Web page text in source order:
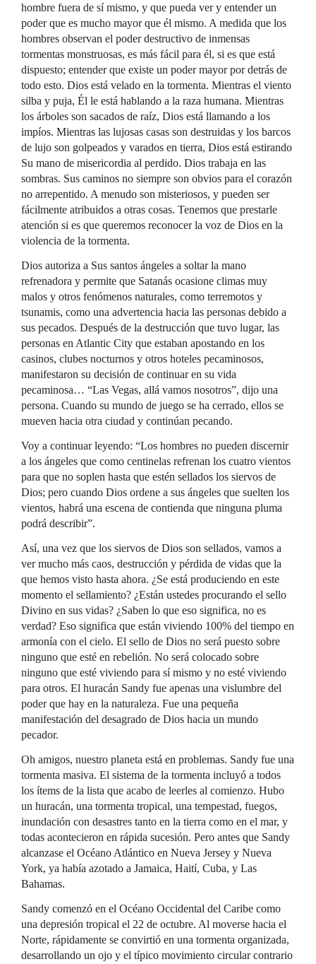
hombre fuera de sí mismo, y que pueda ver y entender un
poder que es mucho mayor que él mismo. A medida que los
hombres observan el poder destructivo de inmensas
tormentas monstruosas, es más fácil para él, si es que está
dispuesto; entender que existe un poder mayor por detrás de
todo esto. Dios está velado en la tormenta. Mientras el viento
silba y puja, Él le está hablando a la raza humana. Mientras
los árboles son sacados de raíz, Dios está llamando a los
impíos. Mientras las lujosas casas son destruidas y los barcos
de lujo son golpeados y varados en tierra, Dios está estirando
Su mano de misericordia al perdido. Dios trabaja en las
sombras. Sus caminos no siempre son obvios para el corazón
no arrepentido. A menudo son misteriosos, y pueden ser
fácilmente atribuidos a otras cosas. Tenemos que prestarle
atención si es que queremos reconocer la voz de Dios en la
violencia de la tormenta.
Dios autoriza a Sus santos ángeles a soltar la mano
refrenadora y permite que Satanás ocasione climas muy
malos y otros fenómenos naturales, como terremotos y
tsunamis, como una advertencia hacia las personas debido a
sus pecados. Después de la destrucción que tuvo lugar, las
personas en Atlantic City que estaban apostando en los
casinos, clubes nocturnos y otros hoteles pecaminosos,
manifestaron su decisión de continuar en su vida
pecaminosa… “Las Vegas, allá vamos nosotros”, dijo una
persona. Cuando su mundo de juego se ha cerrado, ellos se
mueven hacia otra ciudad y continúan pecando.
Voy a continuar leyendo: “Los hombres no pueden discernir
a los ángeles que como centinelas refrenan los cuatro vientos
para que no soplen hasta que estén sellados los siervos de
Dios; pero cuando Dios ordene a sus ángeles que suelten los
vientos, habrá una escena de contienda que ninguna pluma
podrá describir”.
Así, una vez que los siervos de Dios son sellados, vamos a
ver mucho más caos, destrucción y pérdida de vidas que la
que hemos visto hasta ahora. ¿Se está produciendo en este
momento el sellamiento? ¿Están ustedes procurando el sello
Divino en sus vidas? ¿Saben lo que eso significa, no es
verdad? Eso significa que están viviendo 100% del tiempo en
armonía con el cielo. El sello de Dios no será puesto sobre
ninguno que esté en rebelión. No será colocado sobre
ninguno que esté viviendo para sí mismo y no esté viviendo
para otros. El huracán Sandy fue apenas una vislumbre del
poder que hay en la naturaleza. Fue una pequeña
manifestación del desagrado de Dios hacia un mundo
pecador.
Oh amigos, nuestro planeta está en problemas. Sandy fue una
tormenta masiva. El sistema de la tormenta incluyó a todos
los ítems de la lista que acabo de leerles al comienzo. Hubo
un huracán, una tormenta tropical, una tempestad, fuegos,
inundación con desastres tanto en la tierra como en el mar, y
todas acontecieron en rápida sucesión. Pero antes que Sandy
alcanzase el Océano Atlántico en Nueva Jersey y Nueva
York, ya había azotado a Jamaica, Haití, Cuba, y Las
Bahamas.
Sandy comenzó en el Océano Occidental del Caribe como
una depresión tropical el 22 de octubre. Al moverse hacia el
Norte, rápidamente se convirtió en una tormenta organizada,
desarrollando un ojo y el típico movimiento circular contrario